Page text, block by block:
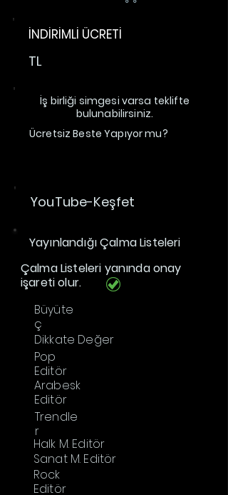
İNDİRİMLİ ÜCRETİ
TL
İş birliği simgesi varsa teklifte
bulunabilirsiniz.
Ücretsiz Beste Yapıyor mu?
YouTube-Keşfet
Yayınlandığı Çalma Listeleri
Çalma Listeleri yanında onay
işareti olur.
Büyüte
ç
Dikkate Değer
Pop
Editör
Arabesk
Editör
Trendle
r
Halk M. Editör
Sanat M. Editör
Rock
Editör